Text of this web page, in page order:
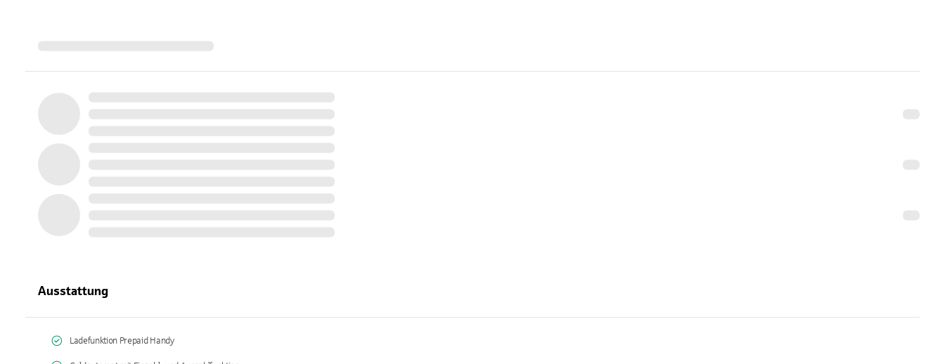
Ausstattung
Ladefunktion Prepaid Handy